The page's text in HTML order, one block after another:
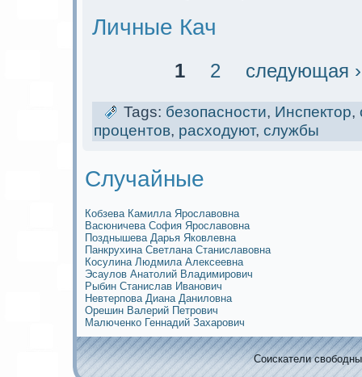
Личные Кач
1 2 следующая ›
Tags: безопасности, Инспектор,
процентов, расходуют, службы
Случайные
Кобзева Камилла Ярославовна
Васюничева София Ярославовна
Позднышева Дарья Яковлевна
Панкрухина Светлана Станиславовна
Косулина Людмила Алексеевна
Эсаулов Анатолий Владимирович
Рыбин Станислав Иванович
Невтерпова Диана Даниловна
Орешин Валерий Петрович
Малюченко Геннадий Захарович
Соискaтели